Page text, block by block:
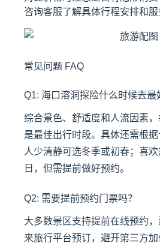
咨询客服了解具体行程安排和
常见问题 FAQ
Q1: 海口溶洞探险什么时候去最
综合景色、舒适度和人流因素
是最佳出行时段。具体还需根
人少清静可选冬季或初春；喜
日，但需提前做好预约。
Q2: 需要提前预约门票吗？
大多数景区支持提前在线预约
来旅行平台预订，避开第三方